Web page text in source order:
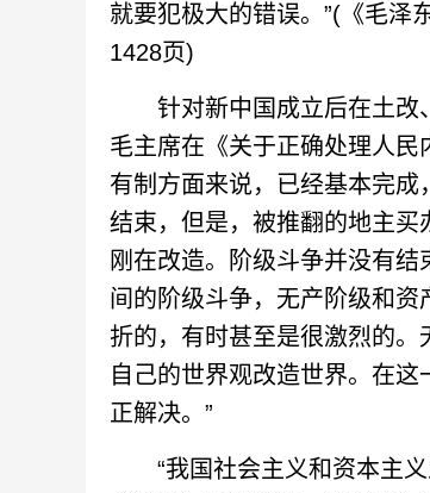
就要犯极大的错误。”(《毛泽
1428页)
针对新中国成立后在土改、
毛主席在《关于正确处理人
有制方面来说，已经基本完
结束，但是，被推翻的地主买
刚在改造。阶级斗争并没有
间的阶级斗争，无产阶级和
折的，有时甚至是很激烈的
自己的世界观改造世界。在
正解决。”
“我国社会主义和资本主义